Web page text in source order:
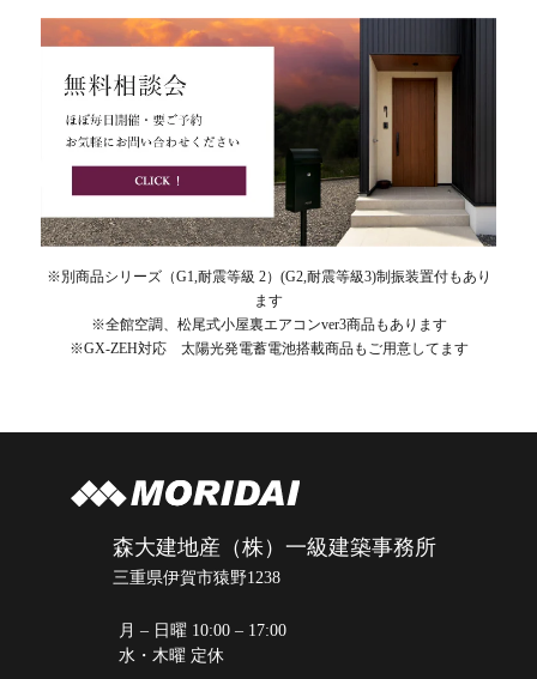
※別商品シリーズ（G1,耐震等級 2）(G2,耐震等級3)制振装置付もあり
ます
※全館空調、松尾式小屋裏エアコンver3商品もあります
※GX-ZEH対応 太陽光発電蓄電池搭載商品もご用意してます
森大建地産（株）一級建築事務所
三重県伊賀市猿野1238
月 – 日曜 10:00 – 17:00
水・木曜 定休